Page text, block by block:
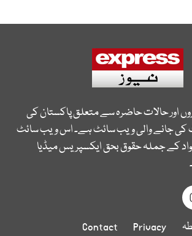
اور حالات حاضرہ سے متعلق پاکستان کی
کی جانے والی ویب سائٹ ہے۔ اس ویب سائٹ
کے جملہ حقوق بحق ایکسپریس میڈیا
Privacy
Contact